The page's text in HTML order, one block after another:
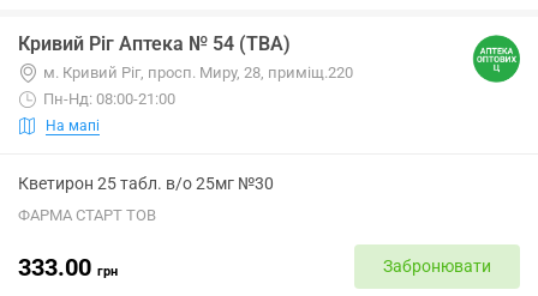
Кривий Ріг Аптека № 54 (ТВА)
м. Кривий Ріг, просп. Миру, 28, приміщ.220
Пн-Нд: 08:00-21:00
На мапі
Кветирон 25 табл. в/о 25мг №30
ФАРМА СТАРТ ТОВ
333.00 грн Забронювати